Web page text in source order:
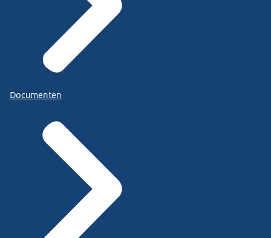
Documenten